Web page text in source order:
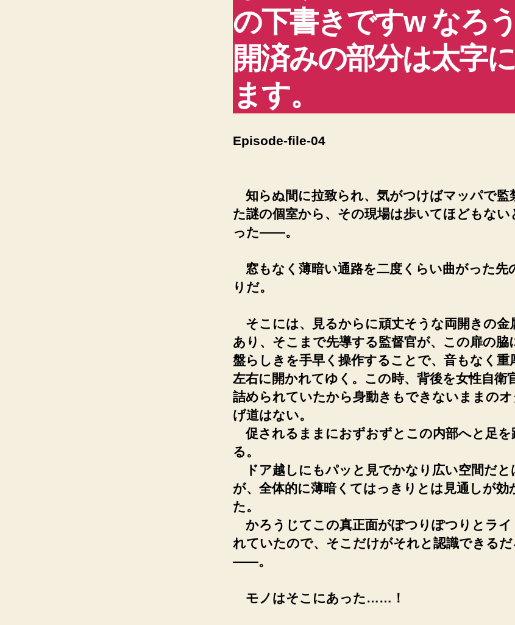
04
ド
ラ
フ
の下書きですw なろ
開済みの部分は太字
ます。
Episode-file-04
知らぬ間に拉致られ、気がつけばマッパで監
た謎の個室から、その現場は歩いてほどもない
った――。
窓もなく薄暗い通路を二度くらい曲がった先
りだ。
そこには、見るからに頑丈そうな両開きの金
あり、そこまで先導する監督官が、この扉の脇
盤らしきを手早く操作することで、音もなく重
左右に開かれてゆく。この時、背後を女性自衛
詰められていたから身動きもできないままの
げ道はない。
促されるままにおずおずとこの内部へと足を
る。
ドア越しにもパッと見でかなり広い空間だと
が、全体的に薄暗くてはっきりとは見通しが効
た。
かろうじてこの真正面がぽつりぽつりとライ
れていたので、そこだけがそれと認識できる
――。
モノはそこにあった……！